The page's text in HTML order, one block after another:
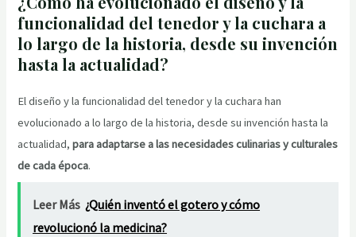
funcionalidad del tenedor y la cuchara a
lo largo de la historia, desde su invención
hasta la actualidad?
El diseño y la funcionalidad del tenedor y la cuchara han
evolucionado a lo largo de la historia, desde su invención hasta la
actualidad,para adaptarse a las necesidades culinarias y culturales
de cada época.
Leer Más ¿Quién inventó el gotero y cómo
revolucionó la medicina?